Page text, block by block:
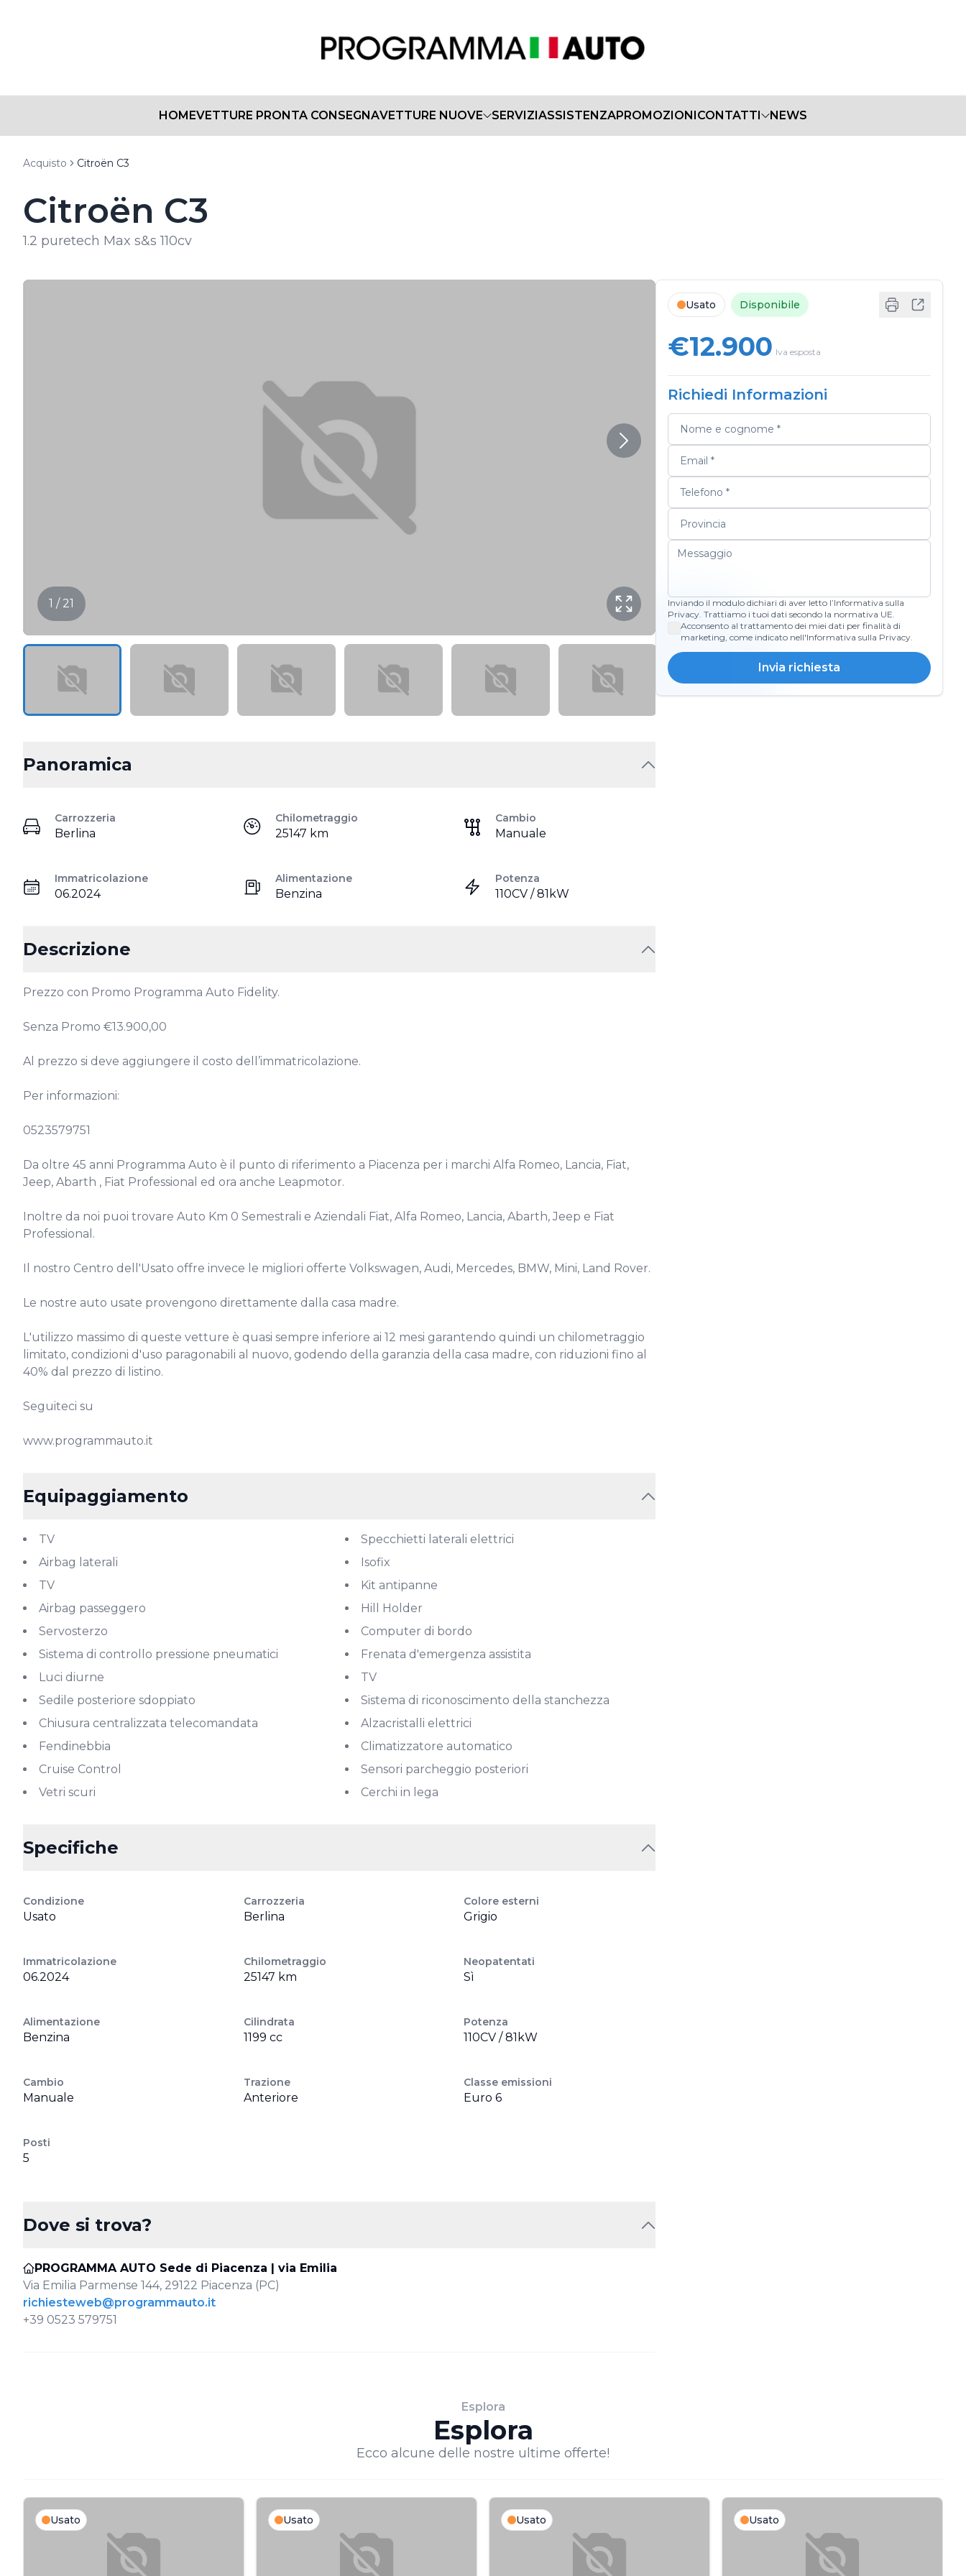
HOMEVETTURE PRONTA CONSEGNAVETTURE NUOVE SERVIZIASSISTENZAPROMOZIONICONTATTI NEWS
Acquisto Citroën C3
Citroën C3
1.2 puretech Max s&s 110cv
1 / 21
Panoramica
Carrozzeria
Berlina
Chilometraggio
25147 km
Cambio
Manuale
Immatricolazione
06.2024
Alimentazione
Benzina
Potenza
110CV / 81kW
Descrizione
Prezzo con Promo Programma Auto Fidelity.
Senza Promo €13.900,00
Al prezzo si deve aggiungere il costo dell’immatricolazione.
Per informazioni:
0523579751
Da oltre 45 anni Programma Auto è il punto di riferimento a Piacenza per i marchi Alfa Romeo, Lancia, Fiat,
Jeep, Abarth , Fiat Professional ed ora anche Leapmotor.
Inoltre da noi puoi trovare Auto Km 0 Semestrali e Aziendali Fiat, Alfa Romeo, Lancia, Abarth, Jeep e Fiat
Professional.
Il nostro Centro dell'Usato offre invece le migliori offerte Volkswagen, Audi, Mercedes, BMW, Mini, Land Rover.
Le nostre auto usate provengono direttamente dalla casa madre.
L'utilizzo massimo di queste vetture è quasi sempre inferiore ai 12 mesi garantendo quindi un chilometraggio
limitato, condizioni d'uso paragonabili al nuovo, godendo della garanzia della casa madre, con riduzioni fino al
40% dal prezzo di listino.
Seguiteci su
www.programmauto.it
Equipaggiamento
TV
Specchietti laterali elettrici
Airbag laterali
Isofix
TV
Kit antipanne
Airbag passeggero
Hill Holder
Servosterzo
Computer di bordo
Sistema di controllo pressione pneumatici
Frenata d'emergenza assistita
Luci diurne
TV
Sedile posteriore sdoppiato
Sistema di riconoscimento della stanchezza
Chiusura centralizzata telecomandata
Alzacristalli elettrici
Fendinebbia
Climatizzatore automatico
Cruise Control
Sensori parcheggio posteriori
Vetri scuri
Cerchi in lega
Specifiche
Condizione
Usato
Carrozzeria
Berlina
Colore esterni
Grigio
Immatricolazione
06.2024
Chilometraggio
25147 km
Neopatentati
Sì
Alimentazione
Benzina
Cilindrata
1199 cc
Potenza
110CV / 81kW
Cambio
Manuale
Trazione
Anteriore
Classe emissioni
Euro 6
Posti
5
Dove si trova?
PROGRAMMA AUTO Sede di Piacenza | via Emilia
Via Emilia Parmense 144, 29122 Piacenza (PC)
richiesteweb@programmauto.it
+39 0523 579751
Usato Disponibile
€12.900 Iva esposta
Richiedi Informazioni
Inviando il modulo dichiari di aver letto l’Informativa sulla
Privacy. Trattiamo i tuoi dati secondo la normativa UE.
Acconsento al trattamento dei miei dati per finalità di
marketing, come indicato nell'Informativa sulla Privacy.
Invia richiesta
Esplora
Esplora
Ecco alcune delle nostre ultime offerte!
Usato Usato Usato Usato